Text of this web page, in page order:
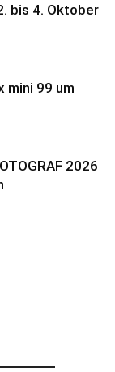
bis 4. Oktober
mini 99 um
2026